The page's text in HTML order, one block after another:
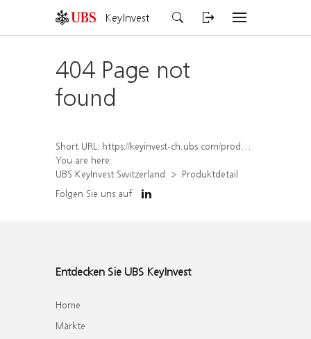
KeyInvest
404 Page not
found
Short URL: https://keyinvest-ch.ubs.com/produkt/detail/index/isin/CH1558305368
You are here:
UBS KeyInvest Switzerland
Produktdetail
Folgen Sie uns auf
Entdecken Sie UBS KeyInvest
Home
Märkte